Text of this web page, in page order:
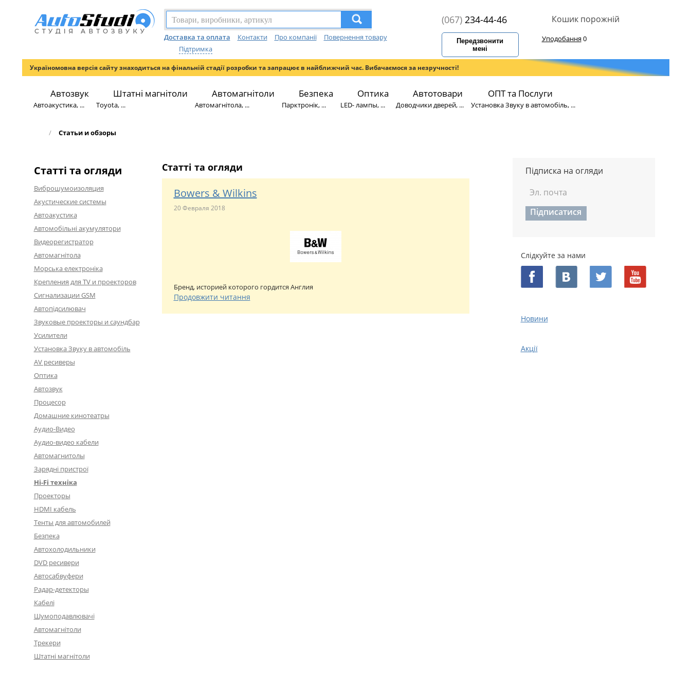
Доставка та оплата Контакти Про компанії
Повернення товару
Підтримка
(067)234-44-46
Передзвонити
мені
Кошик порожній
Уподобання0
Україномовна версія сайту знаходиться на фінальній стадії розробки та запрацює в найближчий час. Вибачаємося за незручності!
Автозвук
Автоакустика, ...
Штатні магнітоли
Toyota, ...
Автомагнітоли
Автомагнітола, ...
Безпека
Парктронік, ...
Оптика
LED- лампы, ...
Автотовари
Доводчики дверей, ...
ОПТ та Послуги
Установка Звуку в автомобіль, ...
/ Статьи и обзоры
Статті та огляди
Виброшумоизоляция
Акустические системы
Автоакустика
Автомобільні акумулятори
Видеорегистратор
Автомагнітола
Морська електроніка
Крепления для TV и проекторов
Сигнализации GSM
Автопідсилювач
Звуковые проекторы и саундбар
Усилители
Установка Звуку в автомобіль
AV ресиверы
Оптика
Автозвук
Процесор
Домашние кинотеатры
Аудио-Видео
Аудио-видео кабели
Автомагнитолы
Зарядні пристрої
Hi-Fi техніка
Проекторы
HDMI кабель
Тенты для автомобилей
Безпека
Автохолодильники
DVD ресивери
Автосабвуфери
Радар-детекторы
Кабелі
Шумоподавлювачі
Автомагнітоли
Трекери
Штатні магнітоли
Статті та огляди
Bowers & Wilkins
20 Февраля 2018
Бренд, историей которого гордится Англия
Продовжити читання
Підписка на огляди
Слідкуйте за нами
Новини
Акції